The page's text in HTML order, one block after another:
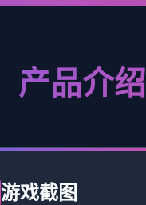
产品介绍
游戏截图